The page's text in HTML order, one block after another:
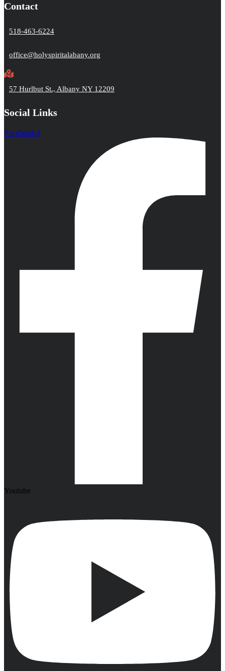
Contact
518-463-6224
office@holyspiritalabany.org
57 Hurlbut St., Albany NY 12209
Social Links
Facebook-f
Youtube